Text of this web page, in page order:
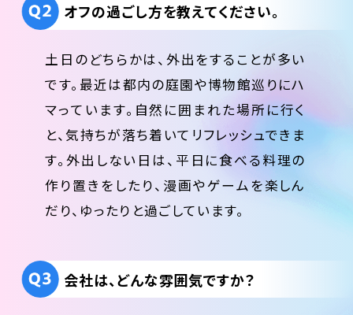
オフの過ごし方を教えてください。
土日のどちらかは、外出をすることが多い
です。最近は都内の庭園や博物館巡りにハ
マっています。自然に囲まれた場所に行く
と、気持ちが落ち着いてリフレッシュできま
す。外出しない日は、平日に食べる料理の
作り置きをしたり、漫画やゲームを楽しん
だり、ゆったりと過ごしています。
会社は、どんな雰囲気ですか？